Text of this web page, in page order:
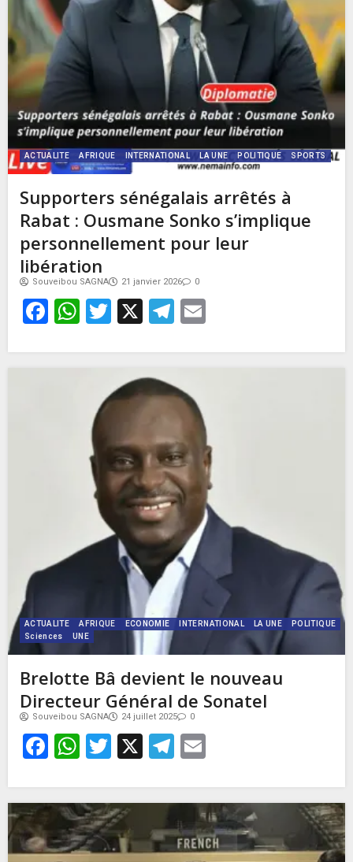
ACTUALITE AFRIQUE INTERNATIONAL LA UNE POLITIQUE SPORTS
Supporters sénégalais arrêtés à
Rabat : Ousmane Sonko s’implique
personnellement pour leur
libération
Souveibou SAGNA 21 janvier 2026 0
Facebook
WhatsApp
Twitter
X Telegram
ACTUALITE AFRIQUE ECONOMIE INTERNATIONAL LA UNE
POLITIQUE
Sciences
UNE
Brelotte Bâ devient le nouveau
Directeur Général de Sonatel
Souveibou SAGNA 24 juillet 2025 0
Facebook
WhatsApp
Twitter
X Telegram